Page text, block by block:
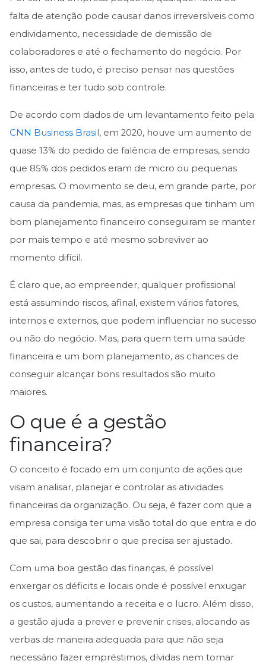
falta de atenção pode causar danos irreversíveis como
endividamento, necessidade de demissão de
colaboradores e até o fechamento do negócio. Por
isso, antes de tudo, é preciso pensar nas questões
financeiras e ter tudo sob controle.
De acordo com dados de um levantamento feito pela
CNN Business Brasil , em 2020, houve um aumento de
quase 13% do pedido de falência de empresas, sendo
que 85% dos pedidos eram de micro ou pequenas
empresas. O movimento se deu, em grande parte, por
causa da pandemia, mas, as empresas que tinham um
bom planejamento financeiro conseguiram se manter
por mais tempo e até mesmo sobreviver ao
momento difícil.
É claro que, ao empreender, qualquer profissional
está assumindo riscos, afinal, existem vários fatores,
internos e externos, que podem influenciar no sucesso
ou não do negócio. Mas, para quem tem uma saúde
financeira e um bom planejamento, as chances de
conseguir alcançar bons resultados são muito
maiores.
O que é a gestão
financeira?
O conceito é focado em um conjunto de ações que
visam analisar, planejar e controlar as atividades
financeiras da organização. Ou seja, é fazer com que a
empresa consiga ter uma visão total do que entra e do
que sai, para descobrir o que precisa ser ajustado.
Com uma boa gestão das finanças, é possível
enxergar os déficits e locais onde é possível enxugar
os custos, aumentando a receita e o lucro. Além disso,
a gestão ajuda a prever e prevenir crises, alocando as
verbas de maneira adequada para que não seja
necessário fazer empréstimos, dívidas nem tomar